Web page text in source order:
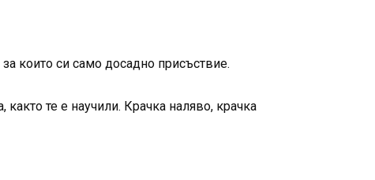
които си само досадно присъствие.
те е научили. Крачка наляво, крачка